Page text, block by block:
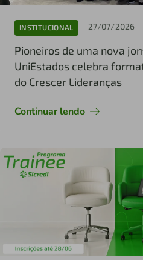
INSTITUCIONAL 27/07/2026
Pioneiros de uma nova
UniEstados celebra
do Crescer Lideranças
Continuar lendo